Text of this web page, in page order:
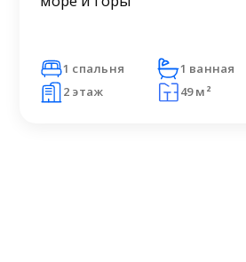
1 спальня
1 ванная
2 этаж
49 м²